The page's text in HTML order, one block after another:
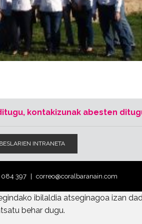
kontakizunak abesten
INTRANETA
084 397 correo@coralbaranain.com
ibilaldia atseginagoa izan
behar dugu.